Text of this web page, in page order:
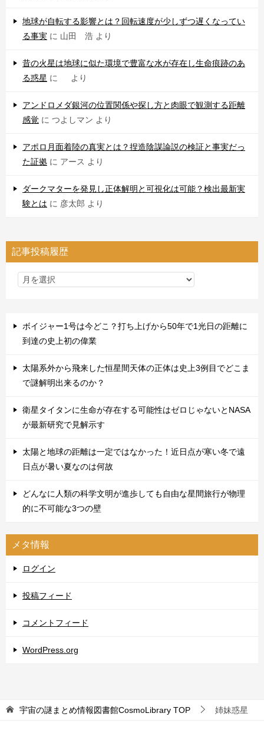
地球が自転する影響とは？回転速度が少しずつ遅くなってい
る事実 に 山田 浩 より
昔の火星は地球に似た環境で豊富な水が存在し生命痕跡のあ
る惑星 に より
アンドロメダ銀河の位置関係や探し方と肉眼で観測する距離
感覚 に つよしマン より
アポロ月面着陸の真実とは？捏造陰謀論説の検証と事実だっ
た証拠 に アース より
ダークマターを発見し正体解明と可視化は可能？検出最新実
験とは に 彦太郎 より
記事投稿履歴
ボイジャー1号は今どこ？打ち上げから50年で1光日の距離に
到達の史上初の偉業
太陽系外から飛来した恒星間天体の正体は史上3例目でどこま
で謎解明出来るのか？
衛星タイタンに生命が存在する可能性はゼロじゃないとNASA
が最新研究で見解示す
太陽と地球の距離は一定ではなかった！近日点が寒い冬で遠
日点が暑い夏なのは何故
どんなに人類の科学文明が進歩しても自由な星間旅行が物理
的に不可能な3つの壁
メタ情報
ログイン
投稿フィード
コメントフィード
WordPress.org
宇宙の謎まとめ情報図書館CosmoLibrary TOP 姉妹惑星